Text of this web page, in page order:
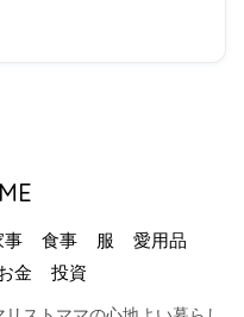
事 食事 服
愛用品
金 投資